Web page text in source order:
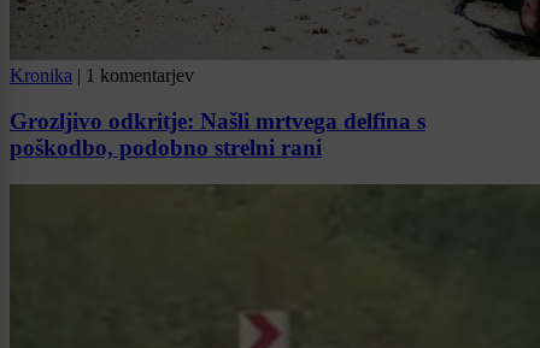
Kronika | 1 komentarjev
Grozljivo odkritje: Našli mrtvega delfina s
poškodbo, podobno strelni rani